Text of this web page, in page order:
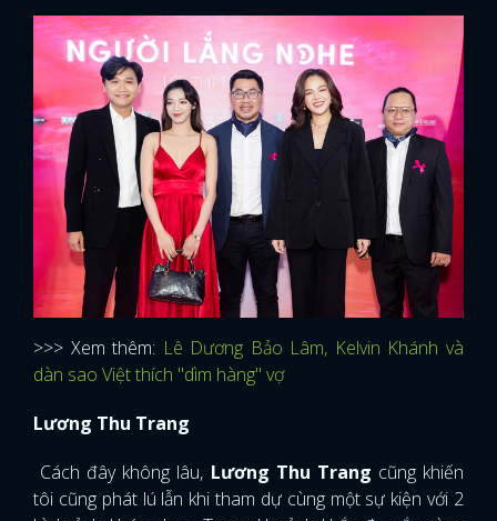
>>> Xem thêm: Lê Dương Bảo Lâm, Kelvin Khánh và
dàn sao Việt thích "dìm hàng" vợ
Lương Thu Trang
Cách đây không lâu, Lương Thu Trang cũng khiến
tôi cũng phát lú lẫn khi tham dự cùng một sự kiện với 2